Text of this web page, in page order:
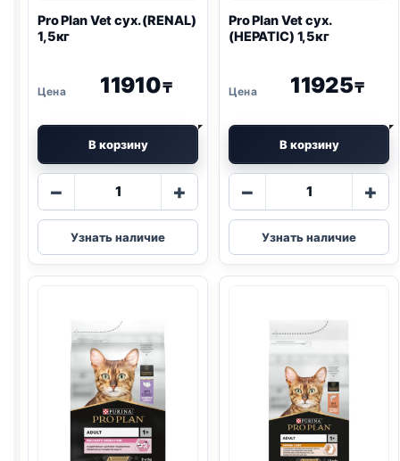
Pro PlanVet сух. (RENAL)
1,5кг
11910₸
В корзину
−
Количество
Pro
Plan
Vet
1,5кг
+
Узнать наличие
Pro PlanVet сух.
(HEPATIC) 1,5кг
11925₸
В корзину
−
Количество
Pro
Plan
Vet
1,5кг
+
Узнать наличие